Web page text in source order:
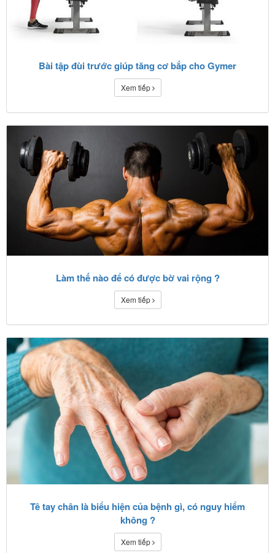
Bài tập đùi trước giúp tăng cơ bắp cho Gymer
Xem tiếp
Làm thế nào để có được bờ vai rộng ?
Xem tiếp
Tê tay chân là biểu hiện của bệnh gì, có nguy hiểm
không ?
Xem tiếp